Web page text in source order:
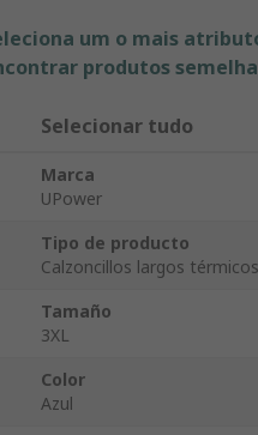
um o mais
produtos
Selecionar tudo
Marca
UPower
Tipo de producto
Calzoncillos largos térmicos
Tamaño
3XL
Color
Azul